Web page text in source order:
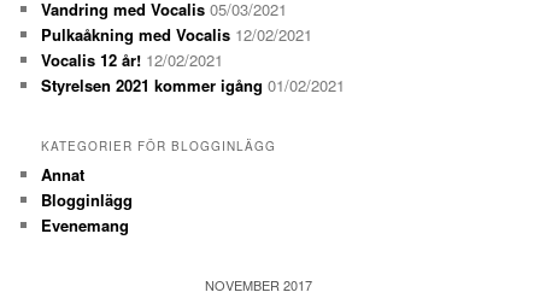
Vandring med Vocalis 05/03/2021
Pulkaåkning med Vocalis 12/02/2021
Vocalis 12 år! 12/02/2021
Styrelsen 2021 kommer igång 01/02/2021
KATEGORIER FÖR BLOGGINLÄGG
Annat
Blogginlägg
Evenemang
NOVEMBER 2017